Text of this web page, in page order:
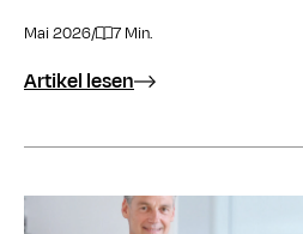
Mai 2026/ 7 Min.
Artikel lesen